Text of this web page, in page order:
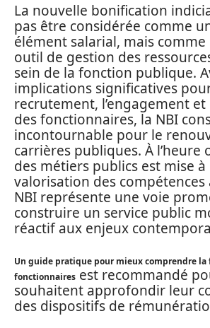
La nouvelle bonification
pas être considérée comme
élément salarial, mais
outil de gestion des
sein de la fonction publique.
implications significatives
recrutement, l’engagement
des fonctionnaires, la NBI
incontournable pour le
carrières publiques. À l’heure
des métiers publics est mise à
valorisation des compétences
NBI représente une voie
construire un service public
réactif aux enjeux
Un guide pratique pour mieux comprendre la
fonctionnaires est recommandé
souhaitent approfondir leur
des dispositifs de